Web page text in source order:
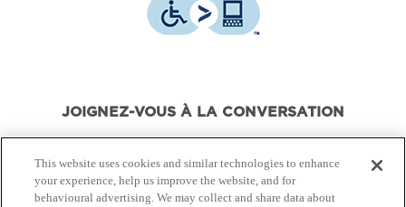
JOIGNEZ-VOUS À LA CONVERSATION
This website uses cookies and similar technologies to enhance
your experience, help us improve the website, and for
behavioural advertising. We may collect and share data about